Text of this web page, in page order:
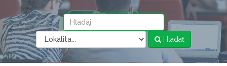
Hľadať